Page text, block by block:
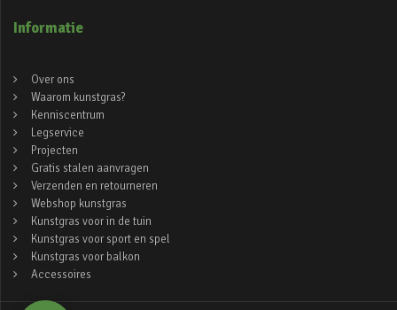
Informatie
Over ons
Waarom kunstgras?
Kenniscentrum
Legservice
Projecten
Gratis stalen aanvragen
Verzenden en retourneren
Webshop kunstgras
Kunstgras voor in de tuin
Kunstgras voor sport en spel
Kunstgras voor balkon
Accessoires